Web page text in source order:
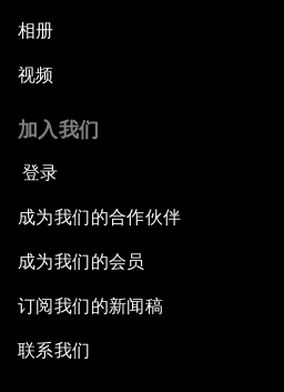
相册
视频
加入我们
登录
成为我们的合作伙伴
成为我们的会员
订阅我们的新闻稿
联系我们